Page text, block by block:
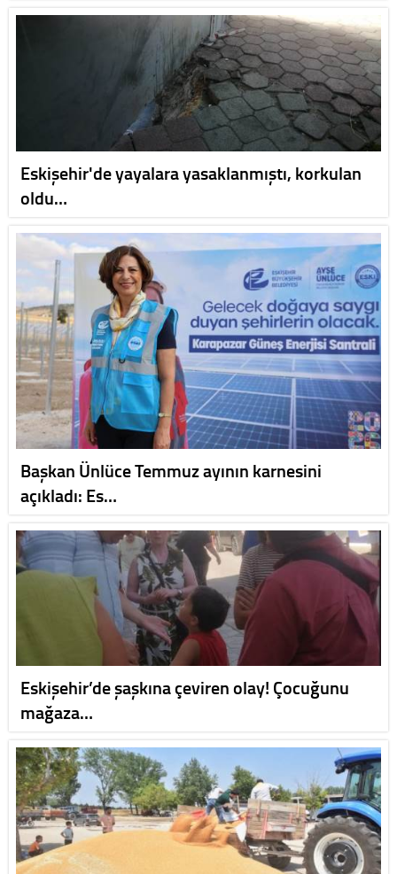
Eskişehir'de yayalara yasaklanmıştı, korkulan
oldu…
Başkan Ünlüce Temmuz ayının karnesini
açıkladı: Es…
Eskişehir’de şaşkına çeviren olay! Çocuğunu
mağaza…